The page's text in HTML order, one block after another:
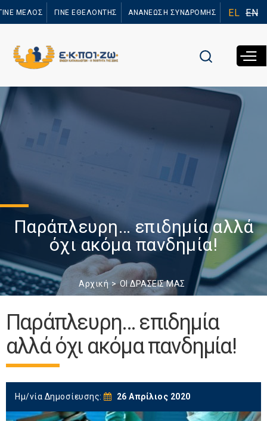
προς το
ΜΕΛΟΣ ΓΙΝΕ ΕΘΕΛΟΝΤΗΣ ΑΝΑΝΕΩΣΗ ΣΥΝΔΡΟΜΗΣ EL EN
Παράπλευρη… επιδημία αλλά
όχι ακόμα πανδημία!
Αρχική ΟΙ ΔΡΑΣΕΙΣ ΜΑΣ
Παράπλευρη… επιδημία
αλλά όχι ακόμα πανδημία!
Ημ/νία Δημοσίευσης: 26 Απρίλιος 2020